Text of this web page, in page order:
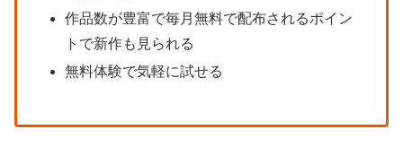
作品数が豊富で毎月無料で配布されるポイン
トで新作も見られる
無料体験で気軽に試せる